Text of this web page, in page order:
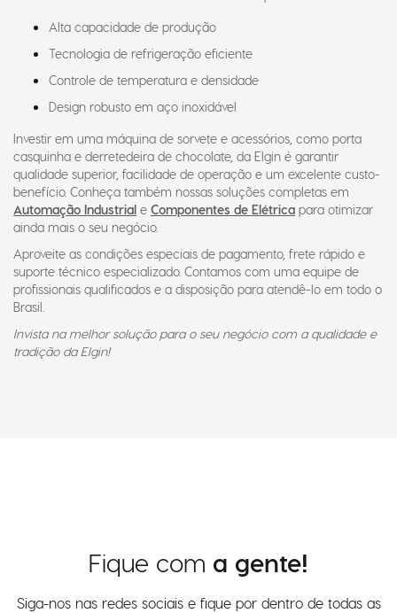
Alta capacidade de produção
Tecnologia de refrigeração eficiente
Controle de temperatura e densidade
Design robusto em aço inoxidável
Investir em uma máquina de sorvete e acessórios, como porta
casquinha e derretedeira de chocolate, da Elgin é garantir
qualidade superior, facilidade de operação e um excelente custo-
benefício. Conheça também nossas soluções completas em
Automação Industrial e Componentes de Elétrica para otimizar
ainda mais o seu negócio.
Aproveite as condições especiais de pagamento, frete rápido e
suporte técnico especializado. Contamos com uma equipe de
profissionais qualificados e a disposição para atendê-lo em todo o
Brasil.
Invista na melhor solução para o seu negócio com a qualidade e
tradição da Elgin!
Fique com a gente!
Siga-nos nas redes sociais e fique por dentro de todas as